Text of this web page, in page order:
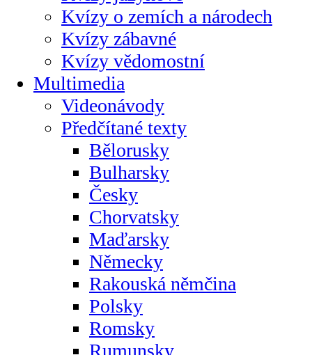
Kvízy o zemích a národech
Kvízy zábavné
Kvízy vědomostní
Multimedia
Videonávody
Předčítané texty
Bělorusky
Bulharsky
Česky
Chorvatsky
Maďarsky
Německy
Rakouská němčina
Polsky
Romsky